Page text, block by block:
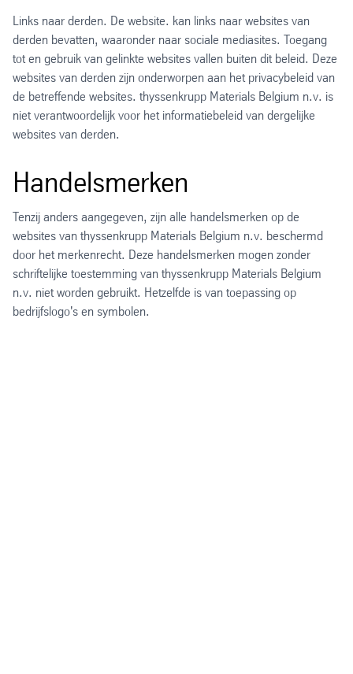
Links naar derden. De website. kan links naar websites van
derden bevatten, waaronder naar sociale mediasites. Toegang
tot en gebruik van gelinkte websites vallen buiten dit beleid. Deze
websites van derden zijn onderworpen aan het privacybeleid van
de betreffende websites. thyssenkrupp Materials Belgium n.v. is
niet verantwoordelijk voor het informatiebeleid van dergelijke
websites van derden.
Handelsmerken
Tenzij anders aangegeven, zijn alle handelsmerken op de
websites van thyssenkrupp Materials Belgium n.v. beschermd
door het merkenrecht. Deze handelsmerken mogen zonder
schriftelijke toestemming van thyssenkrupp Materials Belgium
n.v. niet worden gebruikt. Hetzelfde is van toepassing op
bedrijfslogo's en symbolen.